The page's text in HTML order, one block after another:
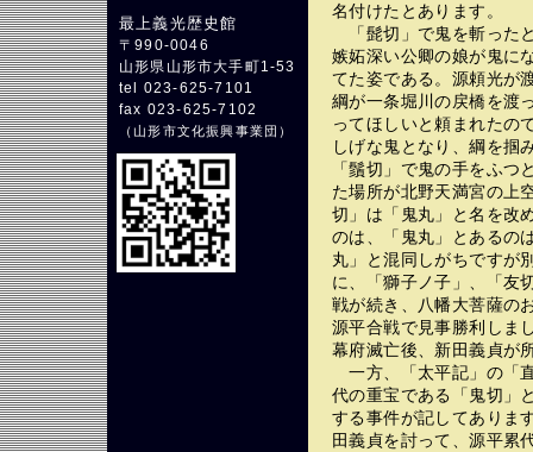
最上義光歴史館
〒990-0046
山形県山形市大手町1-53
tel 023-625-7101
fax 023-625-7102
（山形市文化振興事業団 ）
名付けたとあります。
「髭切」で鬼を斬った
嫉妬深い公卿の娘が鬼に
てた姿である。源頼光が
綱が一条堀川の戻橋を渡
ってほしいと頼まれたの
しげな鬼となり、綱を掴
「鬚切」で鬼の手をふ
た場所が北野天満宮の上
切」は「鬼丸」と名を改
のは、「鬼丸」とあるの
丸」と混同しがちですが
に、「獅子ノ子」、「友
戦が続き、八幡大菩薩の
源平合戦で見事勝利しま
幕府滅亡後、新田義貞が
一方、「太平記」の「
代の重宝である「鬼切」
する事件が記してありま
田義貞を討って、源平累